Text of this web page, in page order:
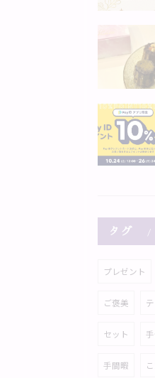
タグ
プレゼント
ご褒美
セット
手間暇